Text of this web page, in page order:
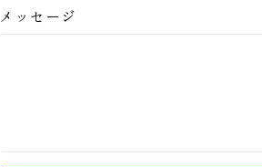
メッセージ